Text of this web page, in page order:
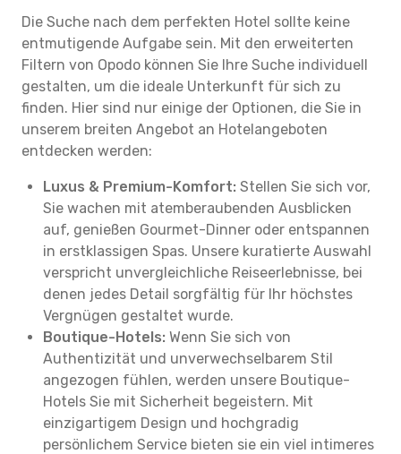
Die Suche nach dem perfekten Hotel sollte keine
entmutigende Aufgabe sein. Mit den erweiterten
Filtern von Opodo können Sie Ihre Suche individuell
gestalten, um die ideale Unterkunft für sich zu
finden. Hier sind nur einige der Optionen, die Sie in
unserem breiten Angebot an Hotelangeboten
entdecken werden:
Luxus & Premium-Komfort: Stellen Sie sich vor,
Sie wachen mit atemberaubenden Ausblicken
auf, genießen Gourmet-Dinner oder entspannen
in erstklassigen Spas. Unsere kuratierte Auswahl
verspricht unvergleichliche Reiseerlebnisse, bei
denen jedes Detail sorgfältig für Ihr höchstes
Vergnügen gestaltet wurde.
Boutique-Hotels: Wenn Sie sich von
Authentizität und unverwechselbarem Stil
angezogen fühlen, werden unsere Boutique-
Hotels Sie mit Sicherheit begeistern. Mit
einzigartigem Design und hochgradig
persönlichem Service bieten sie ein viel intimeres